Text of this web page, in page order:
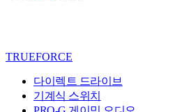
TRUEFORCE
다이렉트 드라이브
기계식 스위치